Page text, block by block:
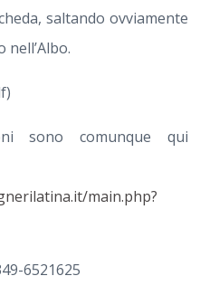
saltando ovviamente
sono comunque qui
main.php?
6521625